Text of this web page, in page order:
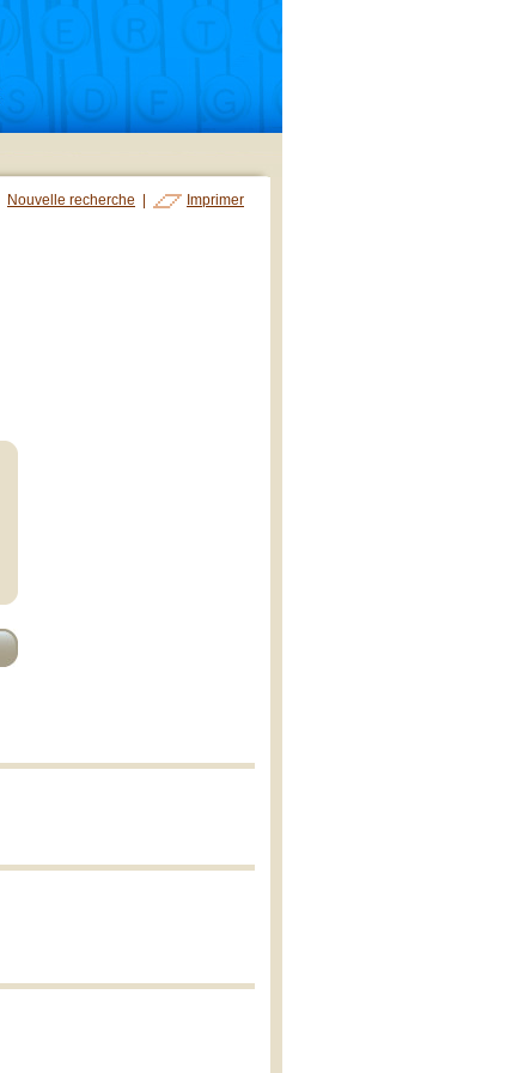
Nouvelle recherche Imprimer